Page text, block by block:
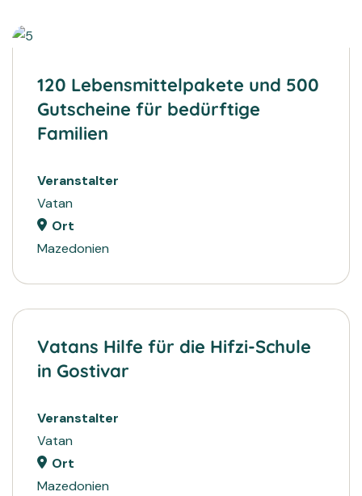
120 Lebensmittelpakete und 500
Gutscheine für bedürftige
Familien
Veranstalter
Vatan
Ort
Mazedonien
Vatans Hilfe für die Hifzi-Schule
in Gostivar
Veranstalter
Vatan
Ort
Mazedonien